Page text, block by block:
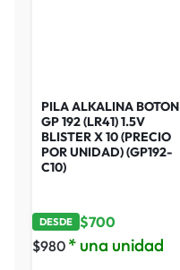
PILA ALKALINA BOTON
GP 192 (LR41) 1.5V
BLISTER X 10 (PRECIO
POR UNIDAD) (GP192-
C10)
DESDE $700
$980 * una unidad